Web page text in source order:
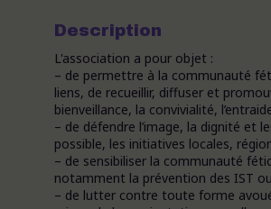
Description
L'association a pour objet :
– de permettre à la communauté
liens, de recueillir, diffuser et
bienveillance, la convivialité,
– de défendre l’image, la dignité et
possible, les initiatives locales,
– de sensibiliser la communauté
notamment la prévention des IST
– de lutter contre toute forme